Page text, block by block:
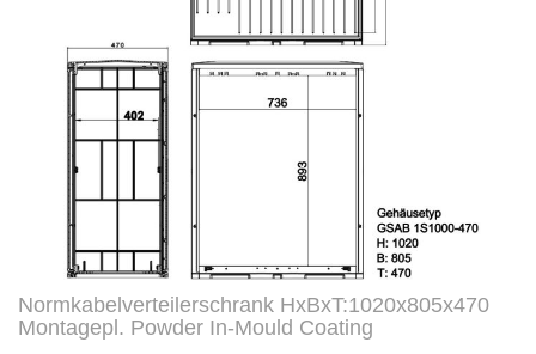
Normkabelverteilerschrank HxBxT:1020x805x470
Montagepl. Powder In-Mould Coating
Zum
Anfang